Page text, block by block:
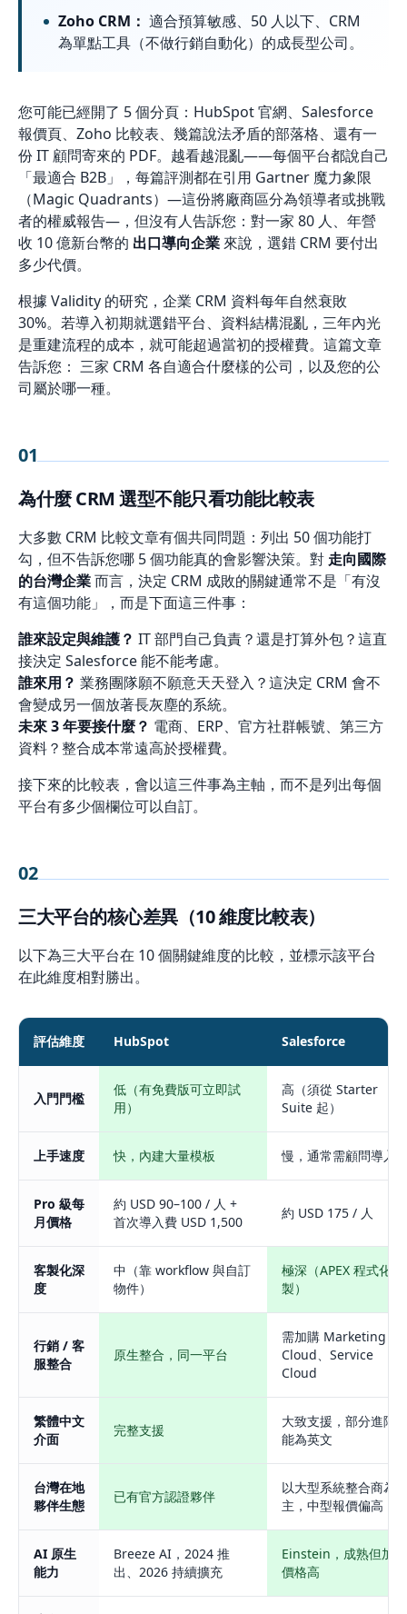
Zoho CRM： 適合預算敏感、50 人以下、CRM
為單點工具（不做行銷自動化）的成長型公司。
您可能已經開了 5 個分頁：HubSpot 官網、Salesforce
報價頁、Zoho 比較表、幾篇說法矛盾的部落格、還有一
份 IT 顧問寄來的 PDF。越看越混亂——每個平台都說自己
「最適合 B2B」，每篇評測都在引用 Gartner 魔力象限
（Magic Quadrants）—這份將廠商區分為領導者或挑戰
者的權威報告—，但沒有人告訴您：對一家 80 人、年營
收 10 億新台幣的 出口導向企業 來說，選錯 CRM 要付出
多少代價。
根據 Validity 的研究，企業 CRM 資料每年自然衰敗
30%。若導入初期就選錯平台、資料結構混亂，三年內光
是重建流程的成本，就可能超過當初的授權費。這篇文章
告訴您： 三家 CRM 各自適合什麼樣的公司，以及您的公
司屬於哪一種。
01
為什麼 CRM 選型不能只看功能比較表
大多數 CRM 比較文章有個共同問題：列出 50 個功能打
勾，但不告訴您哪 5 個功能真的會影響決策。對 走向國際
的台灣企業而言，決定 CRM 成敗的關鍵通常不是「有沒
有這個功能」，而是下面這三件事：
誰來設定與維護？ IT 部門自己負責？還是打算外包？這直
接決定 Salesforce 能不能考慮。
誰來用？ 業務團隊願不願意天天登入？這決定 CRM 會不
會變成另一個放著長灰塵的系統。
未來 3 年要接什麼？ 電商、ERP、官方社群帳號、第三方
資料？整合成本常遠高於授權費。
接下來的比較表，會以這三件事為主軸，而不是列出每個
平台有多少個欄位可以自訂。
02
三大平台的核心差異（10 維度比較表）
以下為三大平台在 10 個關鍵維度的比較，並標示該平台
在此維度相對勝出。
評估維度 HubSpot Salesforce
入門門檻
低（有免費版可立即試
用）
高（須從 Starter
Suite 起）
上手速度 快，內建大量模板 慢，通常需顧問導入
Pro 級每
月價格
約 USD 90–100 / 人 +
首次導入費 USD 1,500
約 USD 175 / 人
客製化深
度
中（靠 workflow 與自訂
物件）
極深（APEX 程式化客
製）
行銷 / 客
服整合
原生整合，同一平台
需加購 Marketing
Cloud、Service
Cloud
繁體中文
介面
完整支援
大致支援，部分進階
能為英文
台灣在地
夥伴生態
已有官方認證夥伴
以大型系統整合商為
主，中型報價偏高
AI 原生
能力
Breeze AI，2024 推
出、2026 持續擴充
Einstein，成熟但加購
價格高